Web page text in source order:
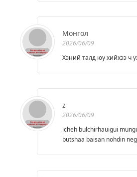
Монгол
2026/06/09
Хэний талд юу хийхээ ч
z
2026/06/09
icheh bulchirhauigui
butshaa baisan nohdin neg